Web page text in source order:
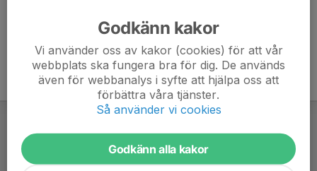
Godkänn kakor
Vi använder oss av kakor (cookies) för att vår
webbplats ska fungera bra för dig. De används
även för webbanalys i syfte att hjälpa oss att
förbättra våra tjänster.
Så använder vi cookies
Godkänn alla kakor